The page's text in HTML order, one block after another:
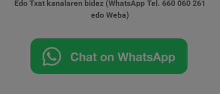
Edo Txat kanalaren bidez (WhatsApp Tel. 660 060 261
edo Weba)